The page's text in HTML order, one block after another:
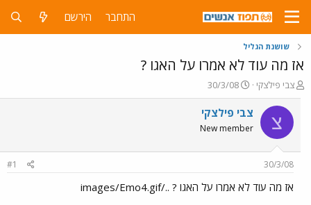
התחבר הירשם
שושנת הגליל
אז מה עוד לא אמרו על האגו ?
פ
ו
ת
ח
ה
ש
א
צבי פילצקי
פ
ו
ר
ם
ר
30/3/08
צ צבי פילצקי
New member
30/3/08
#1
אז מה עוד לא אמרו על האגו ? ../images/Emo4.gif